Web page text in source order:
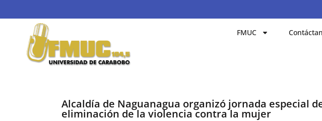
FMUC
Alcaldía de Naguanagua organizó jornada especial
eliminación de la violencia contra la mujer